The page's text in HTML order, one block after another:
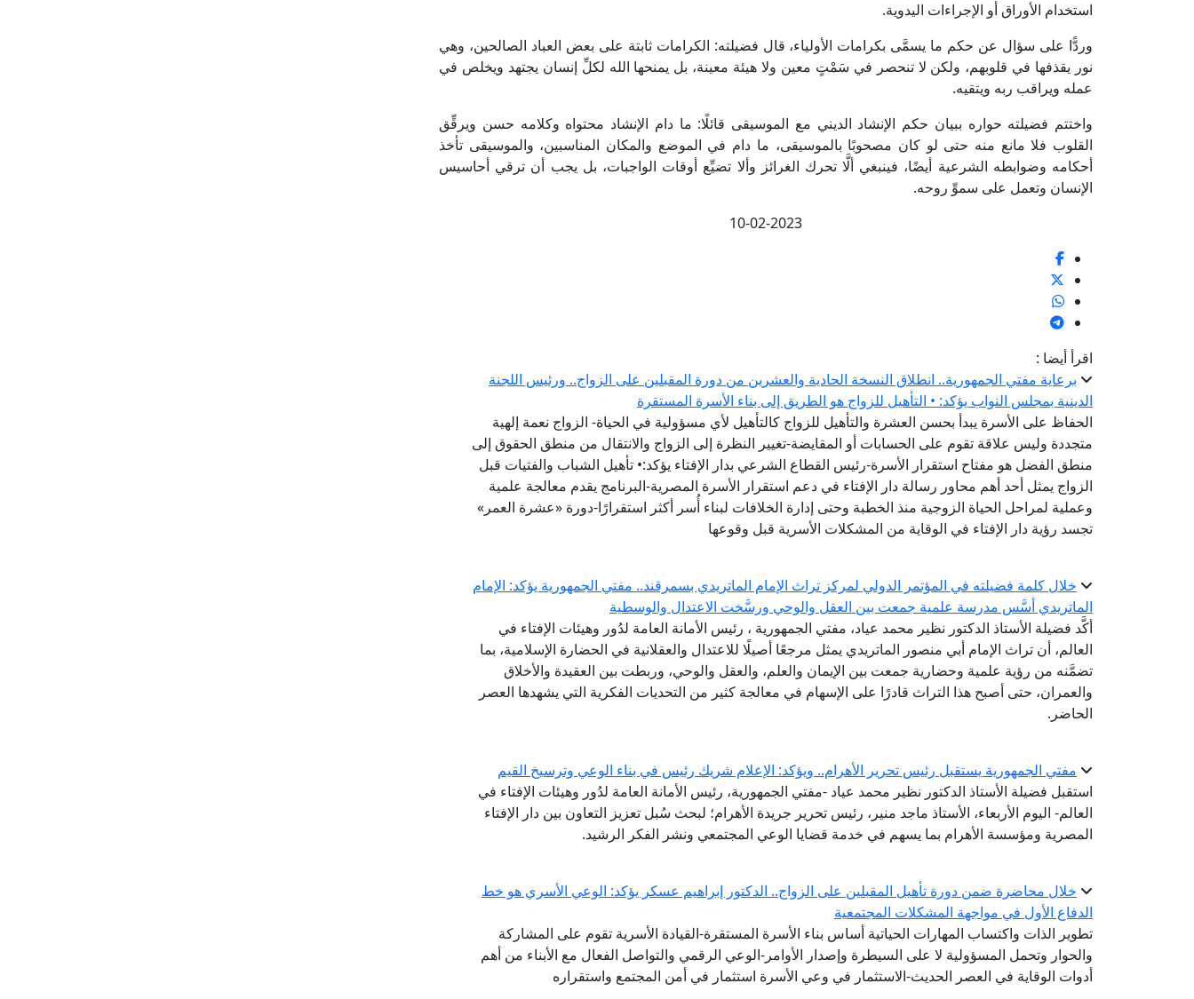
استخدام الأوراق أو الإجراءات اليدوية.
وردًّا على سؤال عن حكم ما يسمَّى بكرامات الأولياء، قال فضيلته: الكرامات ثابتة على بعض العباد الصالحين، وهي
نور يقذفها في قلوبهم، ولكن لا تنحصر في سَمْتٍ معين ولا هيئة معينة، بل يمنحها الله لكلِّ إنسان يجتهد ويخلص في
عمله ويراقب ربه ويتقيه.
واختتم فضيلته حواره ببيان حكم الإنشاد الديني مع الموسيقى قائلًا: ما دام الإنشاد محتواه وكلامه حسن ويرقِّق
القلوب فلا مانع منه حتى لو كان مصحوبًا بالموسيقى، ما دام في الموضع والمكان المناسبين، والموسيقى تأخذ
أحكامه وضوابطه الشرعية أيضًا، فينبغي ألَّا تحرك الغرائز وألا تضيِّع أوقات الواجبات، بل يجب أن ترقي أحاسيس
الإنسان وتعمل على سموِّ روحه.
10-02-2023
اقرأ أيضا :
برعاية مفتي الجمهورية.. انطلاق النسخة الحادية والعشرين من دورة المقبلين على الزواج.. ورئيس اللجنة
الدينية بمجلس النواب يؤكد: • التأهيل للزواج هو الطريق إلى بناء الأسرة المستقرة
الحفاظ على الأسرة يبدأ بحسن العشرة والتأهيل للزواج كالتأهيل لأي مسؤولية في الحياة- الزواج نعمة إلهية
متجددة وليس علاقة تقوم على الحسابات أو المقايضة-تغيير النظرة إلى الزواج والانتقال من منطق الحقوق إلى
منطق الفضل هو مفتاح استقرار الأسرة-رئيس القطاع الشرعي بدار الإفتاء يؤكد:• تأهيل الشباب والفتيات قبل
الزواج يمثل أحد أهم محاور رسالة دار الإفتاء في دعم استقرار الأسرة المصرية-البرنامج يقدم معالجة علمية
وعملية لمراحل الحياة الزوجية منذ الخطبة وحتى إدارة الخلافات لبناء أُسر أكثر استقرارًا-دورة «عشرة العمر»
تجسد رؤية دار الإفتاء في الوقاية من المشكلات الأسرية قبل وقوعها
خلال كلمة فضيلته في المؤتمر الدولي لمركز تراث الإمام الماتريدي بسمرقند.. مفتي الجمهورية يؤكد: الإمام
الماتريدي أسَّس مدرسة علمية جمعت بين العقل والوحي ورسَّخت الاعتدال والوسطية
أكَّد فضيلة الأستاذ الدكتور نظير محمد عياد، مفتي الجمهورية ، رئيس الأمانة العامة لدُور وهيئات الإفتاء في
العالم، أن تراث الإمام أبي منصور الماتريدي يمثل مرجعًا أصيلًا للاعتدال والعقلانية في الحضارة الإسلامية، بما
تضمَّنه من رؤية علمية وحضارية جمعت بين الإيمان والعلم، والعقل والوحي، وربطت بين العقيدة والأخلاق
والعمران، حتى أصبح هذا التراث قادرًا على الإسهام في معالجة كثير من التحديات الفكرية التي يشهدها العصر
الحاضر.
مفتي الجمهورية يستقبل رئيس تحرير الأهرام.. ويؤكد: الإعلام شريك رئيس في بناء الوعي وترسيخ القيم
استقبل فضيلة الأستاذ الدكتور نظير محمد عياد -مفتي الجمهورية، رئيس الأمانة العامة لدُور وهيئات الإفتاء في
العالم- اليوم الأربعاء، الأستاذ ماجد منير، رئيس تحرير جريدة الأهرام؛ لبحث سُبل تعزيز التعاون بين دار الإفتاء
المصرية ومؤسسة الأهرام بما يسهم في خدمة قضايا الوعي المجتمعي ونشر الفكر الرشيد.
خلال محاضرة ضمن دورة تأهيل المقبلين على الزواج.. الدكتور إبراهيم عسكر يؤكد: الوعي الأسري هو خط
الدفاع الأول في مواجهة المشكلات المجتمعية
تطوير الذات واكتساب المهارات الحياتية أساس بناء الأسرة المستقرة-القيادة الأسرية تقوم على المشاركة
والحوار وتحمل المسؤولية لا على السيطرة وإصدار الأوامر-الوعي الرقمي والتواصل الفعال مع الأبناء من أهم
أدوات الوقاية في العصر الحديث-الاستثمار في وعي الأسرة استثمار في أمن المجتمع واستقراره